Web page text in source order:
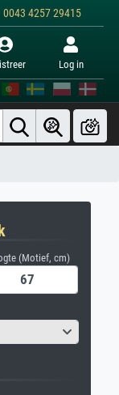
4257 29415
Log in
(Motief, cm)